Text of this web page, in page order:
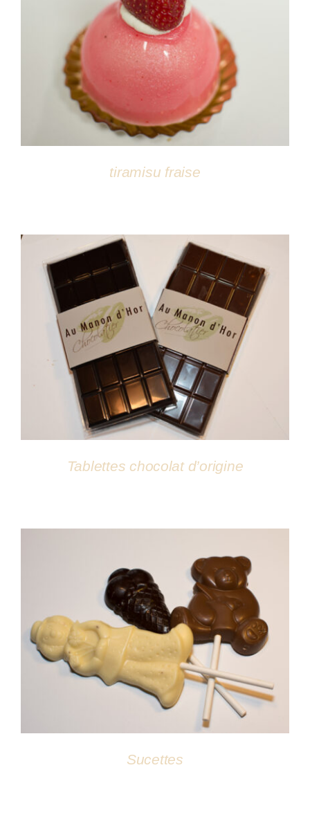
DÉTAILS
tiramisu fraise
DÉTAILS
Tablettes chocolat d’origine
DÉTAILS
Sucettes